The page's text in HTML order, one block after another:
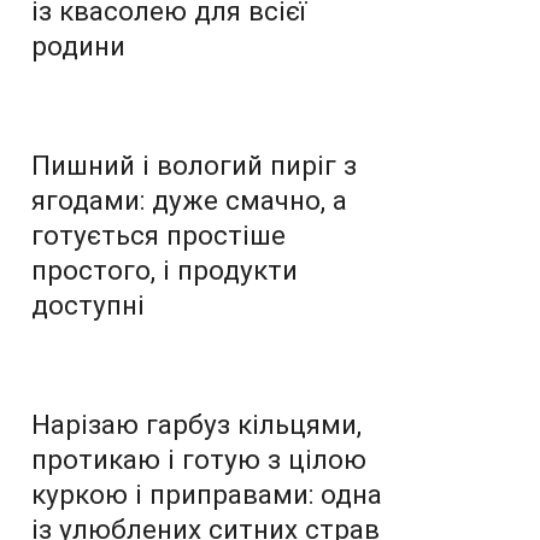
із квасолею для всієї
родини
Пишний і вологий пиріг з
ягодами: дуже смачно, а
готується простіше
простого, і продукти
доступні
Нарізаю гарбуз кільцями,
протикаю і готую з цілою
куркою і приправами: одна
із улюблених ситних страв